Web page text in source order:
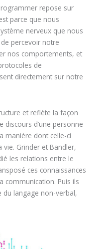
repose sur
parce que nous
nerveux que nous
percevoir notre
nos comportements, et
de
directement sur notre
et reflète la façon
discours d’une personne
manière dont celle-ci
vie. Grinder et Bandler,
les relations entre le
ces connaissances
communication. Puis ils
du langage non-verbal,